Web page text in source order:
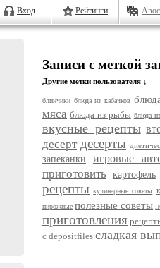
Вход Рейтинги
Записи с меткой
Другие метки пользователя ↓
блинчики блюда из кабачков
мяса блюда из рыбы блюда
вкусные рецепты
десерт десерты
запеканки игровые
приготовить картофель
рецепты кулинарные советы
пирожные полезные советы
приготовления
с depositfiles сладкая